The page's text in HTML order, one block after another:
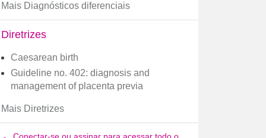
Mais Diagnósticos diferenciais
Diretrizes
Caesarean birth
Guideline no. 402: diagnosis and
management of placenta previa
Mais Diretrizes